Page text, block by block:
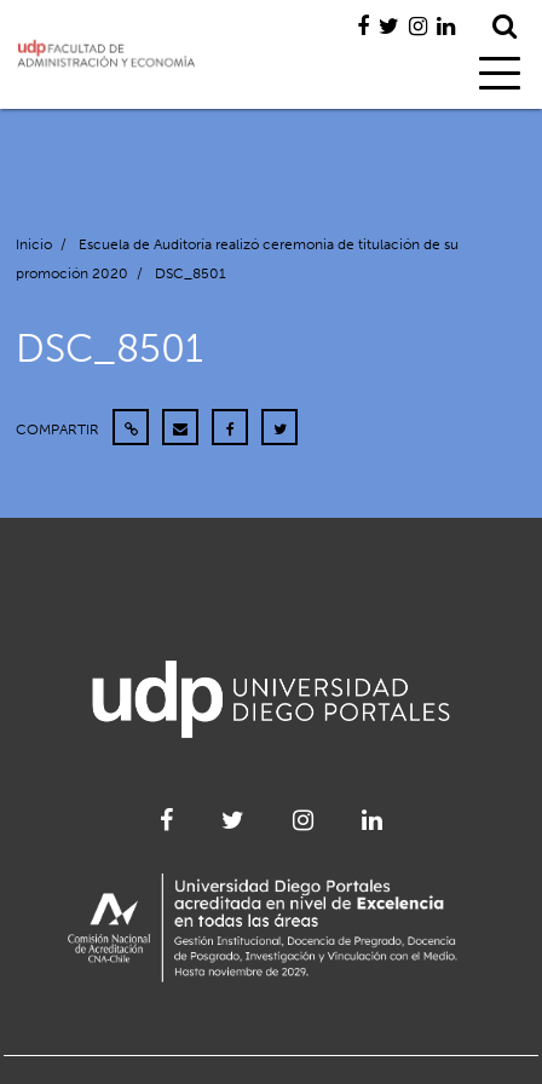
Inicio /
Escuela de Auditoría realizó ceremonia de titulación de su
promoción 2020
/ DSC_8501
DSC_8501
COMPARTIR